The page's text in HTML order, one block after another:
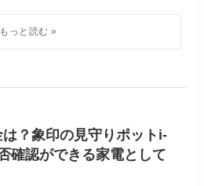
？象印の見守りポットi-
確認ができる家電として